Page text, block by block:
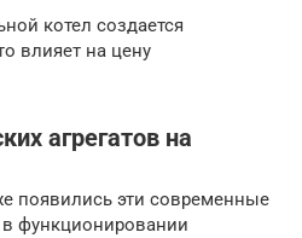
котел создается
влияет на цену
агрегатов на
появились эти современные
функционировании